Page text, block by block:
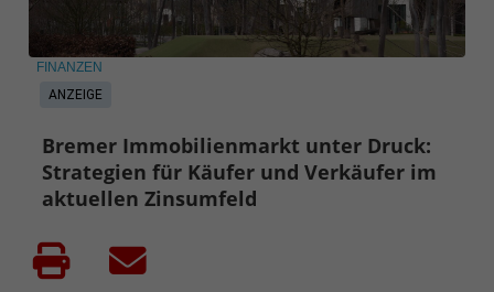
ANZEIGE
FINANZEN
Bremer Immobilienmarkt unter Druck:
Strategien für Käufer und Verkäufer im
aktuellen Zinsumfeld